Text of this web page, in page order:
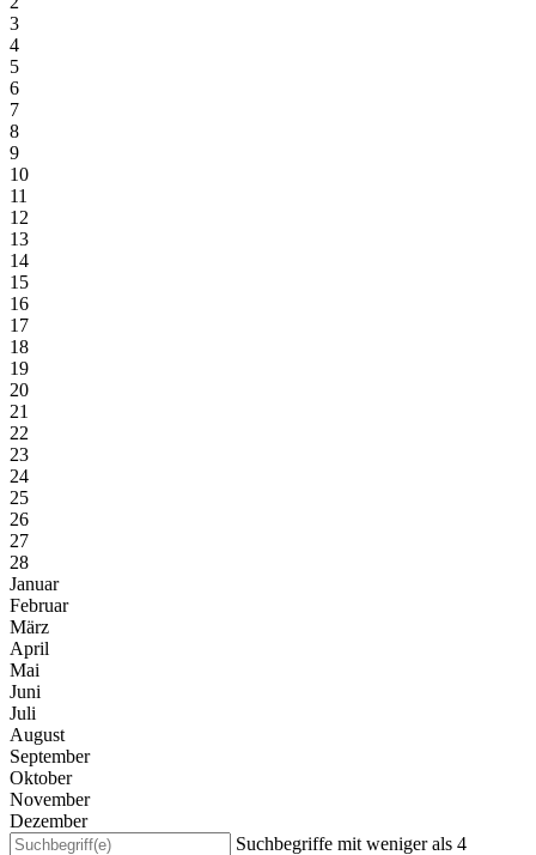
3
4
5
6
7
8
9
10
11
12
13
14
15
16
17
18
19
20
21
22
23
24
25
26
27
28
Januar
Februar
März
April
Mai
Juni
Juli
August
September
Oktober
November
Dezember
Suchbegriffe mit weniger als 4